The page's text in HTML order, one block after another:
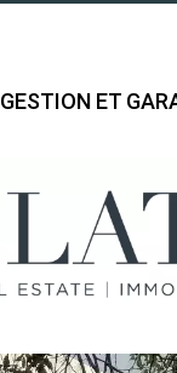
GESTION ET